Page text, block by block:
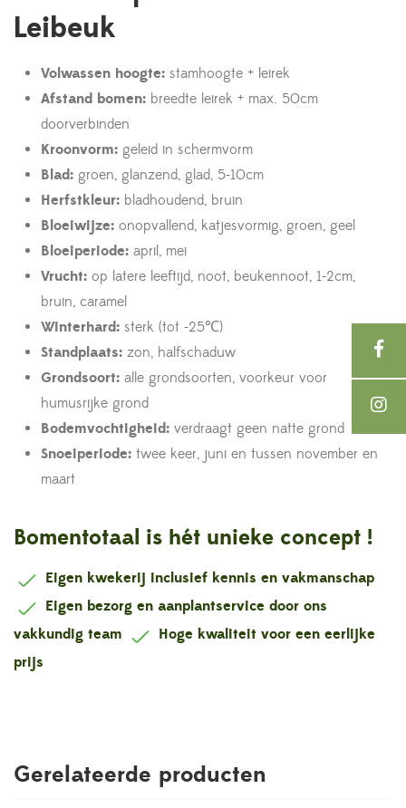
Leibeuk
Volwassen hoogte: stamhoogte + leirek
Afstand bomen: breedte leirek + max. 50cm
doorverbinden
Kroonvorm: geleid in schermvorm
Blad: groen, glanzend, glad, 5-10cm
Herfstkleur: bladhoudend, bruin
Bloeiwijze: onopvallend, katjesvormig, groen, geel
Bloeiperiode: april, mei
Vrucht: op latere leeftijd, noot, beukennoot, 1-2cm,
bruin, caramel
Winterhard: sterk (tot -25℃)
Standplaats: zon, halfschaduw
Grondsoort: alle grondsoorten, voorkeur voor
humusrijke grond
Bodemvochtigheid: verdraagt geen natte grond
Snoeiperiode: twee keer, juni en tussen november en
maart
Bomentotaal is hét unieke concept !
Eigen kwekerij inclusief kennis en vakmanschap
Eigen bezorg en aanplantservice door ons
vakkundig team
Hoge kwaliteit voor een eerlijke
prijs
Gerelateerde producten